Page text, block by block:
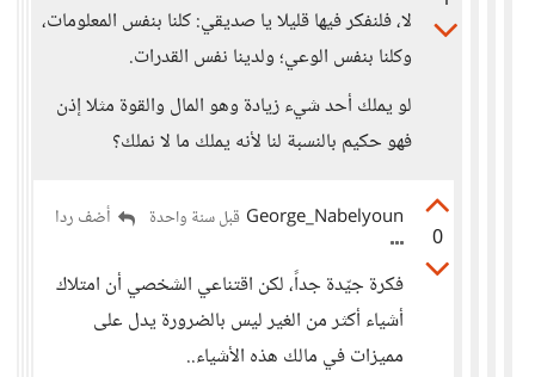
لا، فلنفكر فيها قليلا يا صديقي: كلنا بنفس المعلومات،
وكلنا بنفس الوعي؛ ولدينا نفس القدرات.
لو يملك أحد شيء زيادة وهو المال والقوة مثلا إذن
فهو حكيم بالنسبة لنا لأنه يملك ما لا نملك؟
0
George_Nabelyoun قبل سنة واحدة أضف ردا
فكرة جيّدة جداً، لكن اقتناعي الشخصي أن امتلاك
أشياء أكثر من الغير ليس بالضرورة يدل على
مميزات في مالك هذه الأشياء..